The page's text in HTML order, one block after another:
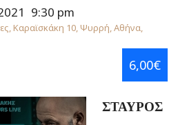
9:30 pm
Καραϊσκάκη 10, Ψυρρή, Αθήνα,
6,00€
ΣΤΑΥΡΟΣ